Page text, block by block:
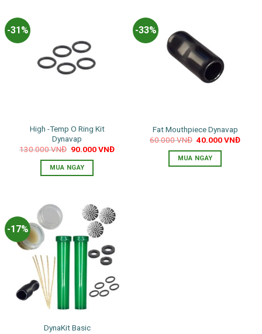
-31%
High -Temp O Ring Kit
Dynavap
130.000VNĐ Giá
là:
130.000 VNĐ.
90.000VNĐGiá
MUA NGAY
-33%
Fat Mouthpiece Dynavap
60.000VNĐ Giá
là:
60.000 VNĐ.
40.000VNĐGiá
MUA NGAY
-17%
DynaKit Basic